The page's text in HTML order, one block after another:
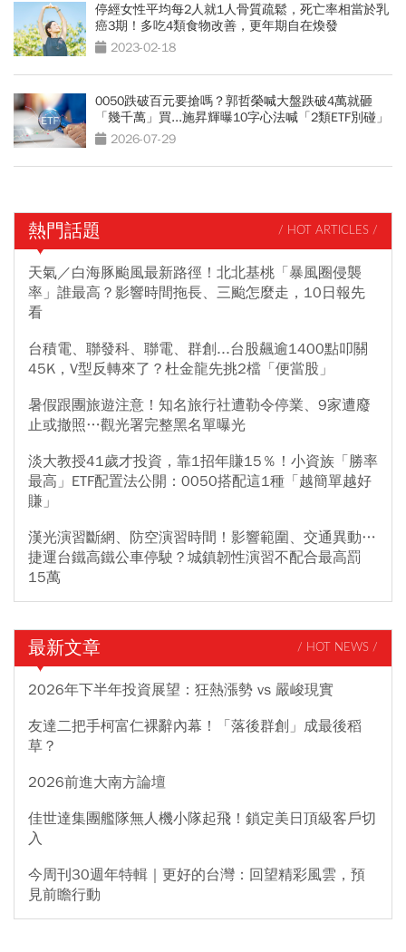
停經女性平均每2人就1人骨質疏鬆，死亡率相當於乳
癌3期！多吃4類食物改善，更年期自在煥發
2023-02-18
0050跌破百元要搶嗎？郭哲榮喊大盤跌破4萬就砸
「幾千萬」買...施昇輝曝10字心法喊「2類ETF別碰」
2026-07-29
熱門話題 / HOT ARTICLES /
天氣／白海豚颱風最新路徑！北北基桃「暴風圈侵襲
率」誰最高？影響時間拖長、三颱怎麼走，10日報先
看
台積電、聯發科、聯電、群創...台股飆逾1400點叩關
45K，V型反轉來了？杜金龍先挑2檔「便當股」
暑假跟團旅遊注意！知名旅行社遭勒令停業、9家遭廢
止或撤照…觀光署完整黑名單曝光
淡大教授41歲才投資，靠1招年賺15％！小資族「勝率
最高」ETF配置法公開：0050搭配這1種「越簡單越好
賺」
漢光演習斷網、防空演習時間！影響範圍、交通異動…
捷運台鐵高鐵公車停駛？城鎮韌性演習不配合最高罰
15萬
最新文章 / HOT NEWS /
2026年下半年投資展望：狂熱漲勢 vs 嚴峻現實
友達二把手柯富仁裸辭內幕！「落後群創」成最後稻
草？
2026前進大南方論壇
佳世達集團艦隊無人機小隊起飛！鎖定美日頂級客戶切
入
今周刊30週年特輯｜更好的台灣：回望精彩風雲，預
見前瞻行動